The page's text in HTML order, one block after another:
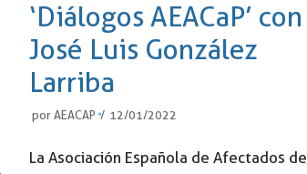
‘Diálogos AEACaP’ con
José Luis González
Larriba
por AEACAP 12/01/2022
La Asociación Española de Afectados de